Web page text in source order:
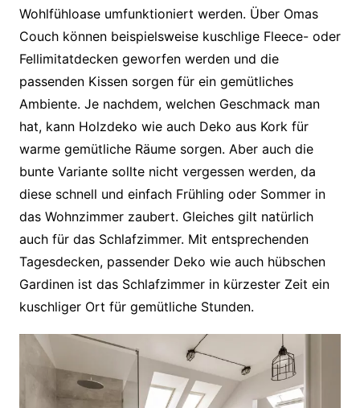
Wohlfühloase umfunktioniert werden. Über Omas
Couch können beispielsweise kuschlige Fleece- oder
Fellimitatdecken geworfen werden und die
passenden Kissen sorgen für ein gemütliches
Ambiente. Je nachdem, welchen Geschmack man
hat, kann Holzdeko wie auch Deko aus Kork für
warme gemütliche Räume sorgen. Aber auch die
bunte Variante sollte nicht vergessen werden, da
diese schnell und einfach Frühling oder Sommer in
das Wohnzimmer zaubert. Gleiches gilt natürlich
auch für das Schlafzimmer. Mit entsprechenden
Tagesdecken, passender Deko wie auch hübschen
Gardinen ist das Schlafzimmer in kürzester Zeit ein
kuschliger Ort für gemütliche Stunden.